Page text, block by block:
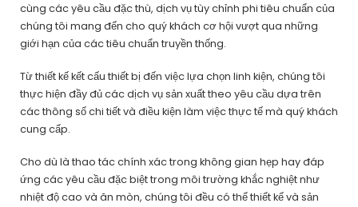
cùng các yêu cầu đặc thù, dịch vụ tùy chỉnh phi tiêu chuẩn của
chúng tôi mang đến cho quý khách cơ hội vượt qua những
giới hạn của các tiêu chuẩn truyền thống.
Từ thiết kế kết cấu thiết bị đến việc lựa chọn linh kiện, chúng tôi
thực hiện đầy đủ các dịch vụ sản xuất theo yêu cầu dựa trên
các thông số chi tiết và điều kiện làm việc thực tế mà quý khách
cung cấp.
Cho dù là thao tác chính xác trong không gian hẹp hay đáp
ứng các yêu cầu đặc biệt trong môi trường khắc nghiệt như
nhiệt độ cao và ăn mòn, chúng tôi đều có thể thiết kế và sản